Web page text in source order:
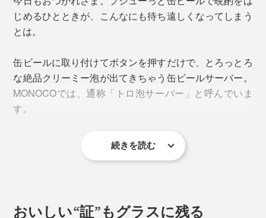
じめるひとときが、こんなにも待ち遠しくなってしまう
とは。
缶ビールに取り付けてボタンを押すだけで、とろっとろ
な絶品クリーミー泡が出てきちゃう缶ビールサーバー。
MONOCOでは、通称「トロ泡サーバー」と呼んでいま
す。
続きを読む
おいしい“証”もグラスに残る